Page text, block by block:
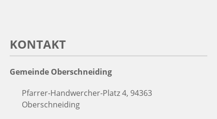
KONTAKT
Gemeinde Oberschneiding
Pfarrer-Handwercher-Platz 4, 94363
Oberschneiding